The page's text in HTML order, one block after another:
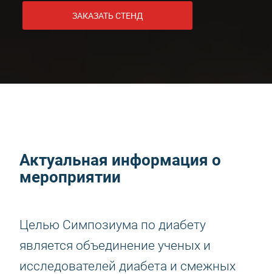
ЗАКАЗАТЬ СТЕНД
Актуальная информация о
мероприятии
Целью Симпозиума по диабету
является объединение ученых и
исследователей диабета и смежных